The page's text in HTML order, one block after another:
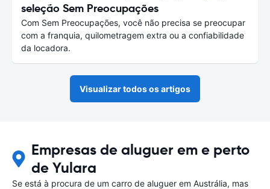
seleção Sem Preocupações
Com Sem Preocupações, você não precisa se preocupar
com a franquia, quilometragem extra ou a confiabilidade
da locadora.
Visualizar todos os artigos
Empresas de aluguer em e perto
de Yulara
Se está à procura de um carro de aluguer em Austrália, mas